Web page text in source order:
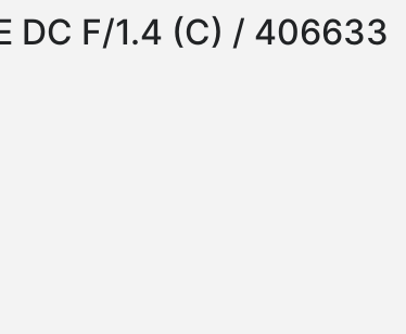
DC F/1.4 (C) / 406633